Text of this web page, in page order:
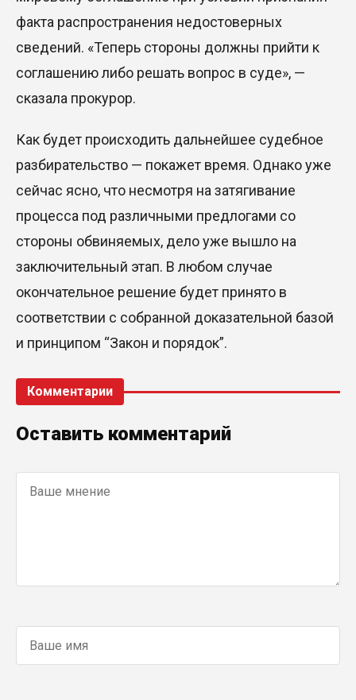
факта распространения недостоверных
сведений. «Теперь стороны должны прийти к
соглашению либо решать вопрос в суде», —
сказала прокурор.
Как будет происходить дальнейшее судебное
разбирательство — покажет время. Однако уже
сейчас ясно, что несмотря на затягивание
процесса под различными предлогами со
стороны обвиняемых, дело уже вышло на
заключительный этап. В любом случае
окончательное решение будет принято в
соответствии с собранной доказательной базой
и принципом “Закон и порядок”.
Комментарии
Оставить комментарий